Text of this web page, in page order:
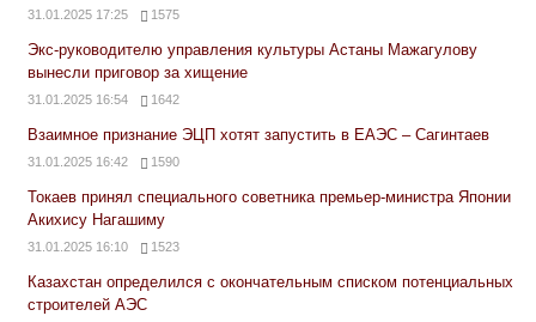
31.01.2025 17:25 1575
Экс-руководителю управления культуры Астаны Мажагулову
вынесли приговор за хищение
31.01.2025 16:54 1642
Взаимное признание ЭЦП хотят запустить в ЕАЭС – Сагинтаев
31.01.2025 16:42 1590
Токаев принял специального советника премьер-министра Японии
Акихису Нагашиму
31.01.2025 16:10 1523
Казахстан определился с окончательным списком потенциальных
строителей АЭС